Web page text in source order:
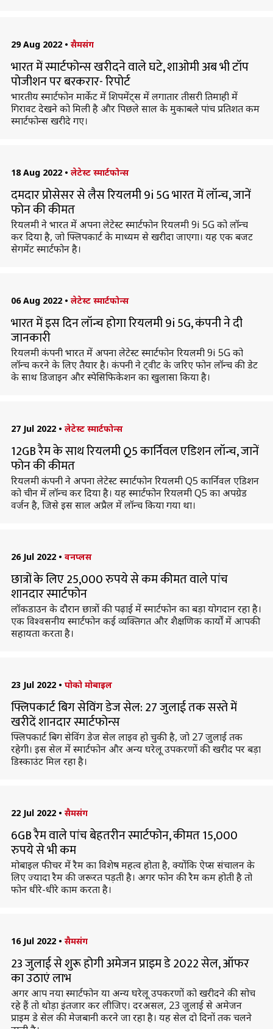
29 Aug 2022 • सैमसंग
भारत में स्मार्टफोन्स खरीदने वाले घटे, शाओमी अब भी टॉप
पोजीशन पर बरकरार- रिपोर्ट
भारतीय स्मार्टफोन मार्केट में शिपमेंट्स में लगातार तीसरी तिमाही में
गिरावट देखने को मिली है और पिछले साल के मुकाबले पांच प्रतिशत कम
स्मार्टफोन्स खरीदे गए।
18 Aug 2022 • लेटेस्ट स्मार्टफोन्स
दमदार प्रोसेसर से लैस रियलमी 9i 5G भारत में लॉन्च, जानें
फोन की कीमत
रियलमी ने भारत में अपना लेटेस्ट स्मार्टफोन रियलमी 9i 5G को लॉन्च
कर दिया है, जो फ्लिपकार्ट के माध्यम से खरीदा जाएगा। यह एक बजट
सेगमेंट स्मार्टफोन है।
06 Aug 2022 • लेटेस्ट स्मार्टफोन्स
भारत में इस दिन लॉन्च होगा रियलमी 9i 5G, कंपनी ने दी
जानकारी
रियलमी कंपनी भारत में अपना लेटेस्ट स्मार्टफोन रियलमी 9i 5G को
लॉन्च करने के लिए तैयार है। कंपनी ने ट्वीट के जरिए फोन लॉन्च की डेट
के साथ डिजाइन और स्पेसिफिकेशन का खुलासा किया है।
27 Jul 2022 • लेटेस्ट स्मार्टफोन्स
12GB रैम के साथ रियलमी Q5 कार्निवल एडिशन लॉन्च, जानें
फोन की कीमत
रियलमी कंपनी ने अपना लेटेस्ट स्मार्टफोन रियलमी Q5 कार्निवल एडिशन
को चीन में लॉन्च कर दिया है। यह स्मार्टफोन रियलमी Q5 का अपग्रेड
वर्जन है, जिसे इस साल अप्रैल में लॉन्च किया गया था।
26 Jul 2022 • वनप्लस
छात्रों के लिए 25,000 रुपये से कम कीमत वाले पांच
शानदार स्मार्टफोन
लॉकडाउन के दौरान छात्रों की पढ़ाई में स्मार्टफोन का बड़ा योगदान रहा है।
एक विश्वसनीय स्मार्टफोन कई व्यक्तिगत और शैक्षणिक कार्यों में आपकी
सहायता करता है।
23 Jul 2022 • पोको मोबाइल
फ्लिपकार्ट बिग सेविंग डेज सेल: 27 जुलाई तक सस्ते में
खरीदें शानदार स्मार्टफोन्स
फ्लिपकार्ट बिग सेविंग डेज सेल लाइव हो चुकी है, जो 27 जुलाई तक
रहेगी। इस सेल में स्मार्टफोन और अन्य घरेलू उपकरणों की खरीद पर बड़ा
डिस्काउंट मिल रहा है।
22 Jul 2022 • सैमसंग
6GB रैम वाले पांच बेहतरीन स्मार्टफोन, कीमत 15,000
रुपये से भी कम
मोबाइल फीचर में रैम का विशेष महत्व होता है, क्योंकि ऐप्स संचालन के
लिए ज्यादा रैम की जरूरत पड़ती है। अगर फोन की रैम कम होती है तो
फोन धीरे-धीरे काम करता है।
16 Jul 2022 • सैमसंग
23 जुलाई से शुरू होगी अमेजन प्राइम डे 2022 सेल, ऑफर
का उठाएं लाभ
अगर आप नया स्मार्टफोन या अन्य घरेलू उपकरणों को खरीदने की सोच
रहे हैं तो थोड़ा इंतजार कर लीजिए। दरअसल, 23 जुलाई से अमेजन
प्राइम डे सेल की मेजबानी करने जा रहा है। यह सेल दो दिनों तक चलने